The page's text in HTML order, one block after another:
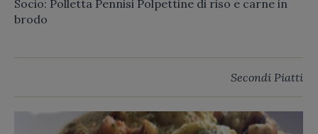
Socio: Polletta Pennisi Polpettine di riso e carne in
brodo
Secondi Piatti